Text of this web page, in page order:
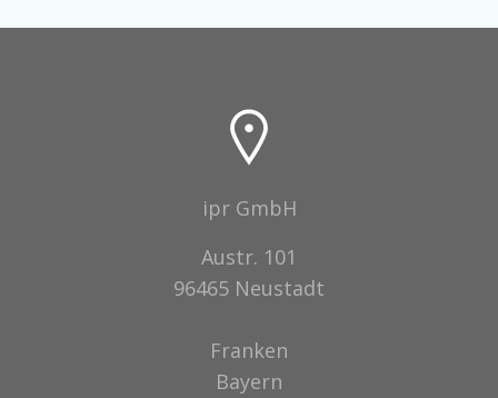
ipr GmbH
Austr. 101
96465 Neustadt
Franken
Bayern